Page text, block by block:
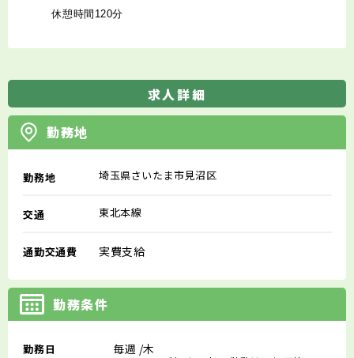
休憩時間120分
求人詳細
勤務地
勤務地 埼玉県さいたま市見沼区
交通 東北本線
通勤交通費 実費支給
勤務条件
勤務日 毎週 /木